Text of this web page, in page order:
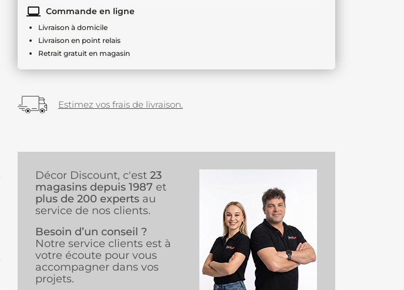
Commande en ligne
Livraison à domicile
Livraison en point relais
Retrait gratuit en magasin
Estimez vos frais de livraison.
Décor Discount, c'est 23
magasins depuis 1987 et
plus de 200 experts au
service de nos clients.
Besoin d’un conseil ?
Notre service clients est à
votre écoute pour vous
accompagner dans vos
projets.